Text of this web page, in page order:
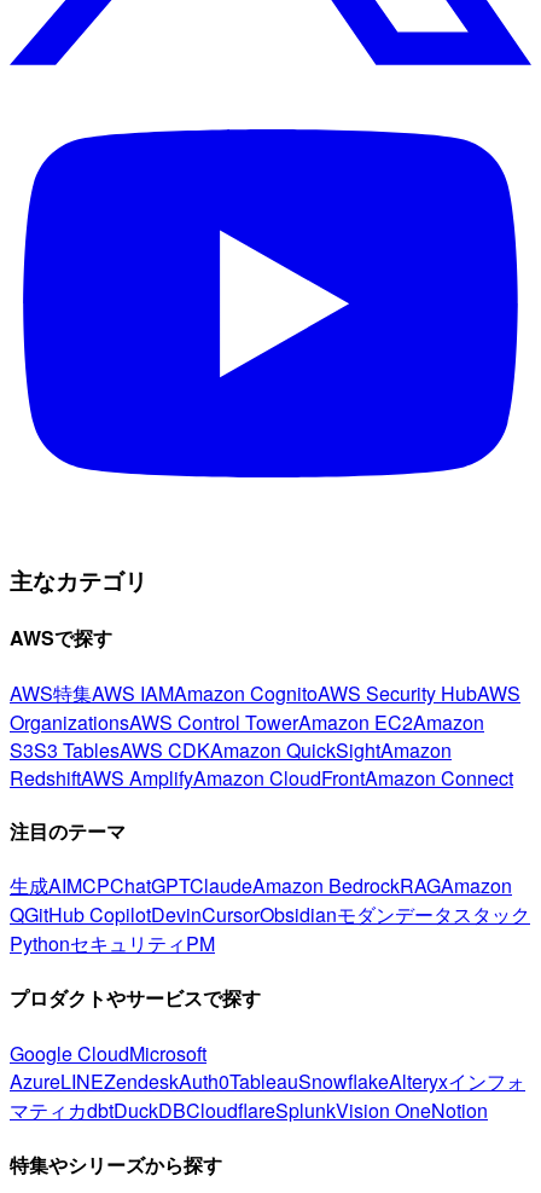
主なカテゴリ
AWSで探す
AWS特集AWS IAMAmazon CognitoAWS Security HubAWS
OrganizationsAWS Control TowerAmazon EC2Amazon
S3S3 TablesAWS CDKAmazon QuickSightAmazon
RedshiftAWS AmplifyAmazon CloudFrontAmazon Connect
注目のテーマ
生成AIMCPChatGPTClaudeAmazon BedrockRAGAmazon
QGitHub CopilotDevinCursorObsidianモダンデータスタック
PythonセキュリティPM
プロダクトやサービスで探す
Google CloudMicrosoft
AzureLINEZendeskAuth0TableauSnowflakeAlteryxインフォ
マティカdbtDuckDBCloudflareSplunkVision OneNotion
特集やシリーズから探す